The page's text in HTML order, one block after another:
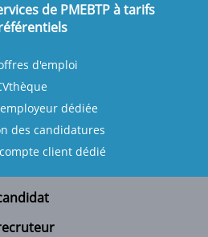
de PMEBTP à tarifs
d'emploi
dédiée
des candidatures
client dédié